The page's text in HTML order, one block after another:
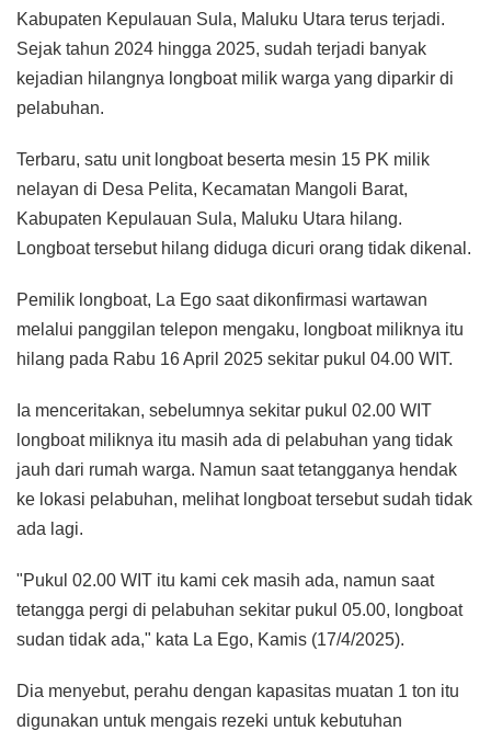
Kabupaten Kepulauan Sula, Maluku Utara terus terjadi.
Sejak tahun 2024 hingga 2025, sudah terjadi banyak
kejadian hilangnya longboat milik warga yang diparkir di
pelabuhan.
Terbaru, satu unit longboat beserta mesin 15 PK milik
nelayan di Desa Pelita, Kecamatan Mangoli Barat,
Kabupaten Kepulauan Sula, Maluku Utara hilang.
Longboat tersebut hilang diduga dicuri orang tidak dikenal.
Pemilik longboat, La Ego saat dikonfirmasi wartawan
melalui panggilan telepon mengaku, longboat miliknya itu
hilang pada Rabu 16 April 2025 sekitar pukul 04.00 WIT.
Ia menceritakan, sebelumnya sekitar pukul 02.00 WIT
longboat miliknya itu masih ada di pelabuhan yang tidak
jauh dari rumah warga. Namun saat tetangganya hendak
ke lokasi pelabuhan, melihat longboat tersebut sudah tidak
ada lagi.
"Pukul 02.00 WIT itu kami cek masih ada, namun saat
tetangga pergi di pelabuhan sekitar pukul 05.00, longboat
sudan tidak ada," kata La Ego, Kamis (17/4/2025).
Dia menyebut, perahu dengan kapasitas muatan 1 ton itu
digunakan untuk mengais rezeki untuk kebutuhan